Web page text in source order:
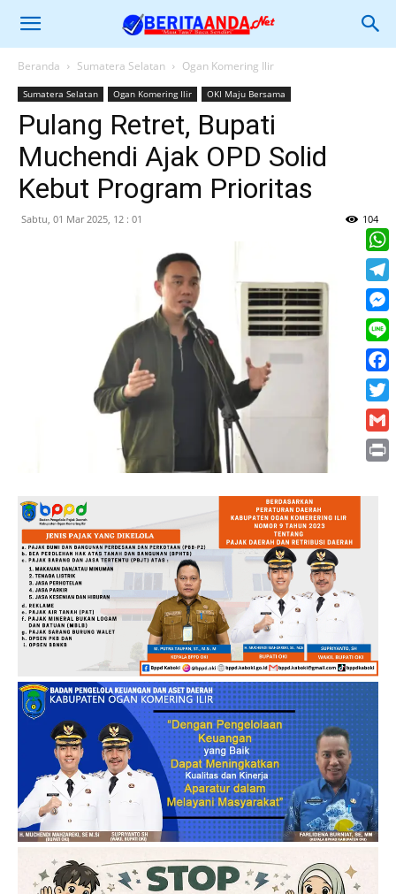
Beranda Sumatera Selatan Ogan Komering Ilir
Sumatera Selatan Ogan Komering Ilir OKI Maju Bersama
Pulang Retret, Bupati
Muchendi Ajak OPD Solid
Kebut Program Prioritas
Sabtu, 01 Mar 2025, 12 : 01 104
Line